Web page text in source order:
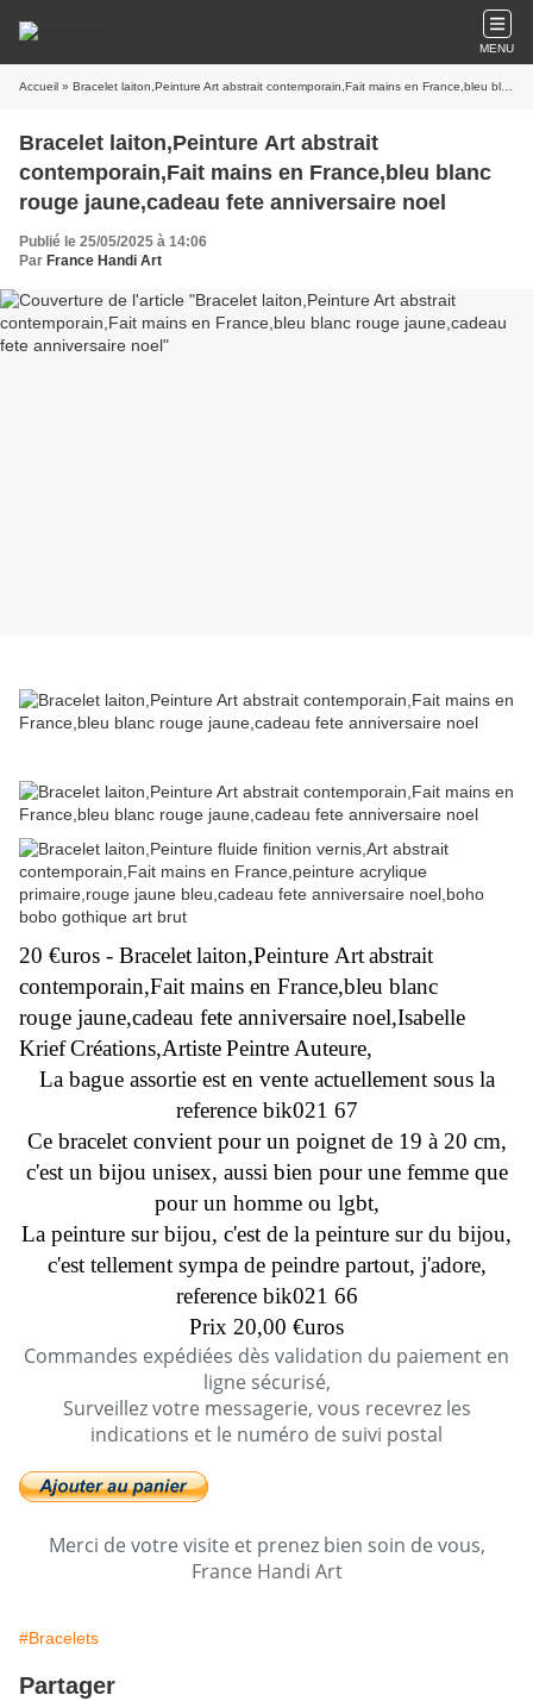
MENU
Accueil » Bracelet laiton,Peinture Art abstrait contemporain,Fait mains en France,bleu blanc rouge jaune,cadeau fete anniversaire noel
Bracelet laiton,Peinture Art abstrait
contemporain,Fait mains en France,bleu blanc
rouge jaune,cadeau fete anniversaire noel
Publié le 25/05/2025 à 14:06
Par France Handi Art
20 €uros - Braceletlaiton,Peinture Artabstrait
contemporain,Fait mains en France,bleu blanc
rouge jaune,cadeau fete anniversaire noel,Isabelle
KriefCréations,ArtistePeintre Auteure,
La bague assortie est en vente actuellement sous la
reference bik021 67
Ce bracelet convient pour un poignet de 19 à 20 cm,
c'est un bijou unisex, aussi bien pour une femme que
pour un homme ou lgbt,
La peinture sur bijou, c'est de la peinture sur du bijou,
c'est tellement sympa de peindre partout, j'adore,
reference bik021 66
Prix 20,00 €uros
Commandes expédiées dès validation du paiement en
ligne sécurisé,
Surveillez votre messagerie, vous recevrez les
indications et le numéro de suivi postal
Merci de votre visite et prenez bien soin de vous,
France Handi Art
#Bracelets
Partager